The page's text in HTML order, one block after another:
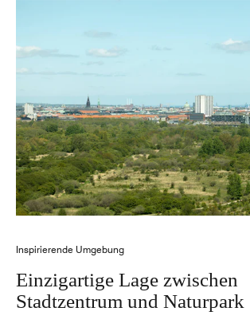
Inspirierende Umgebung
Einzigartige Lage zwischen
Stadtzentrum und Naturpark